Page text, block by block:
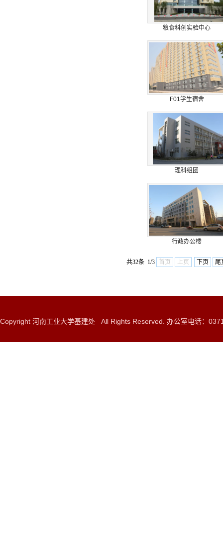
粮食科创实验中心
F01学生宿舍
理科组团
行政办公楼
共32条 1/3 首页 上页 下页 尾
Copyright 河南工业大学基建处 All Rights Reserved. 办公室电话：